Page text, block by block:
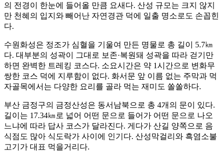
의 전경이 한눈에 들어올 만큼 요새다. 산성 규모는 크지 않지
만 천혜의 입지와 빼어난 자연경관 덕에 일출 명소로도 손꼽힌
다.
수원화성은 정조가 심혈을 기울여 만든 명물로 총 길이 5.7㎞
다. 대부분의 성곽이 그대로 보존·복원돼 성곽을 따라 걷기만
하면 완벽한 트레킹 코스다. 소요시간은 약 1시간으로 변화무
쌍한 코스 덕에 지루함이 없다. 화서문 앞 이름 없는 주막과 먹
자골목에서는 다양한 요리를 골라 먹는 재미도 쏠쏠하다.
부산 금정구의 금정산성은 동서남북으로 총 4개의 문이 있다.
길이는 17.34㎞로 넓어 어떤 문으로 들어가 어떤 문으로 나오
느냐에 따라 답사 코스가 달라진다. 게다가 산길 양쪽으로 음
식점도 많아 식도락가 사이에 인기다. 산성막걸리와 흑염소불
고기가 대표 먹을거리다.